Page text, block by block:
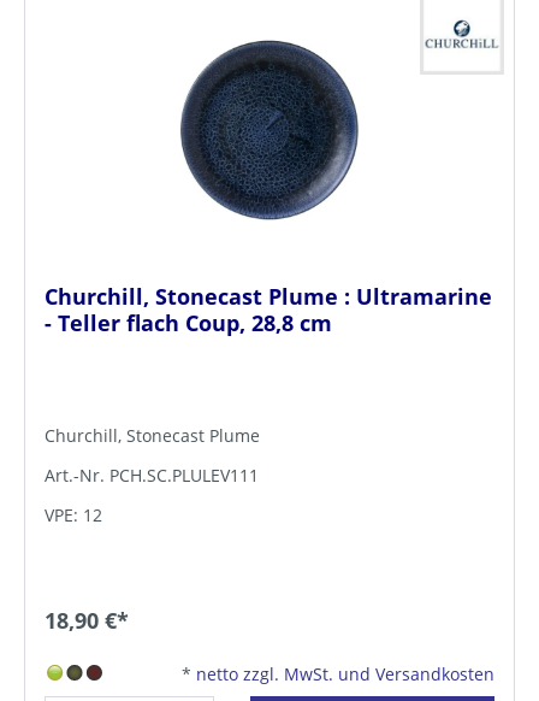
Churchill, Stonecast Plume : Ultramarine
- Teller flach Coup, 28,8 cm
Churchill, Stonecast Plume
Art.-Nr. PCH.SC.PLULEV111
VPE: 12
18,90 €*
* netto zzgl. MwSt. und Versandkosten